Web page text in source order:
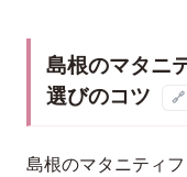
島根のマタニ
選びのコツ
島根のマタニティ